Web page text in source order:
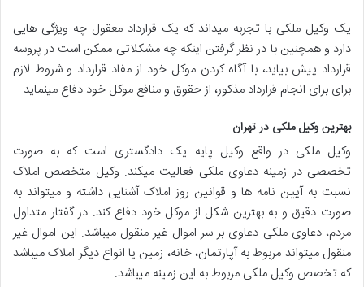
یک وکیل ملکی با تجربه میداند که یک قرارداد معقول چه ویژگی هایی
دارد و همچنین با در نظر گرفتن اینکه چه مشکلاتی ممکن است در پروسه
قرارداد پیش بیاید، با آگاه کردن موکل خود از مفاد قرارداد و شروط لازم
برای برای انجام قرارداد مذکور، از حقوق و منافع موکل خود دفاع مینماید.
بهترین وکیل ملکی در تهران
وکیل ملکی در واقع وکیل پایه یک دادگستری است که به صورت
تخصصی در زمینه دعاوی ملکی فعالیت میکند. وکیل متخصص املاک
نسبت به آیین نامه ها و قوانین روز املاک آشنایی داشته و میتواند به
صورت دقیق و به بهترین شکل از موکل خود دفاع کند. در گفتار متداول
مردم، دعاوی ملکی دعاوی بر سر اموال غیر منقول میباشد. این اموال غیر
منقول میتواند مربوط به آپارتمان، خانه، زمین یا انواع دیگر املاک میباشد
که تخصص وکیل ملکی مربوط به این زمینه میباشد.